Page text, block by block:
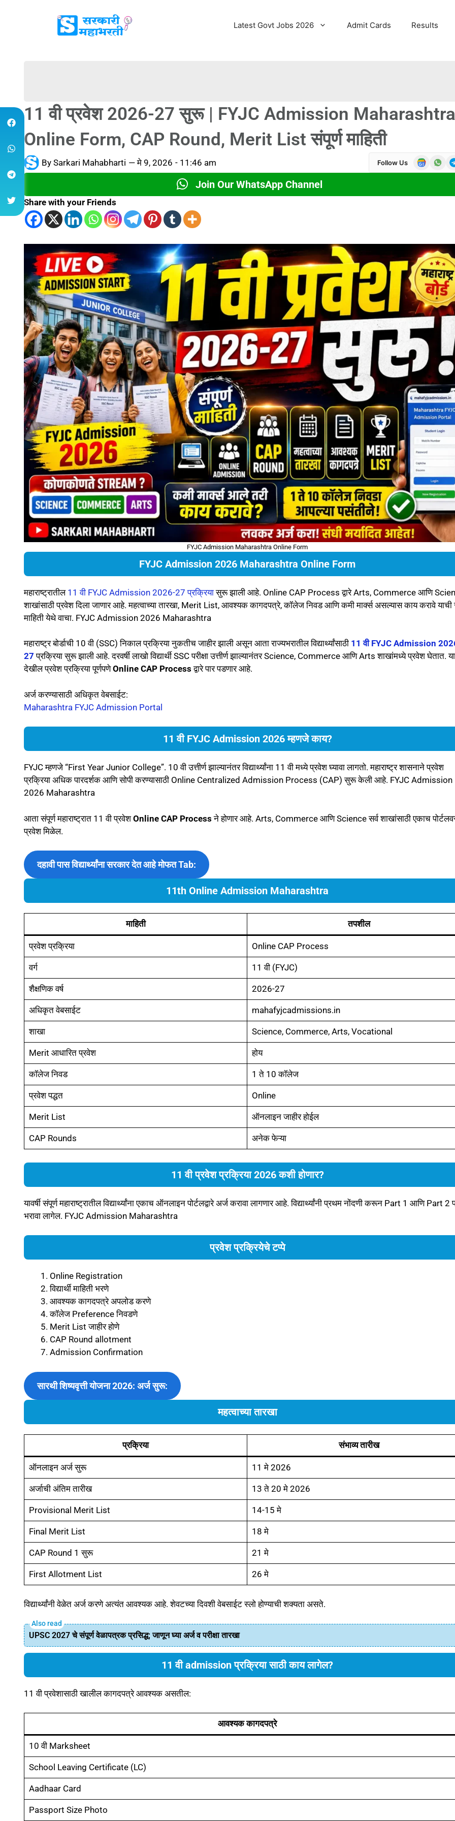
Latest Govt Jobs 2026 Admit Cards Results
11 वी प्रवेश 2026-27 सुरू | FYJC Admission Maharashtra
Online Form, CAP Round, Merit List संपूर्ण माहिती
By Sarkari Mahabharti — मे 9, 2026 - 11:46 am Follow Us
Join Our WhatsApp Channel
Share with your Friends
FYJC Admission Maharashtra Online Form
FYJC Admission 2026 Maharashtra Online Form
महाराष्ट्रातील 11 वी FYJC Admission 2026-27 प्रक्रियासुरू झाली आहे. Online CAP Process द्वारे Arts, Commerce आणि
शाखांसाठी प्रवेश दिला जाणार आहे. महत्वाच्या तारखा, Merit List, आवश्यक कागदपत्रे, कॉलेज निवड आणि कमी मार्क्स असल्यास काय करावे याची
माहिती येथे वाचा. FYJC Admission 2026 Maharashtra
महाराष्ट्र बोर्डाची 10 वी (SSC) निकाल प्रक्रिया नुकतीच जाहीर झाली असून आता राज्यभरातील विद्यार्थ्यांसाठी 11 वी FYJC Admission
27 प्रक्रिया सुरू झाली आहे. दरवर्षी लाखो विद्यार्थी SSC परीक्षा उत्तीर्ण झाल्यानंतर Science, Commerce आणि Arts शाखांमध्ये प्रवेश घेतात.
देखील प्रवेश प्रक्रिया पूर्णपणेOnline CAP Process द्वारे पार पडणार आहे.
अर्ज करण्यासाठी अधिकृत वेबसाईट:
Maharashtra FYJC Admission Portal
11 वी FYJC Admission 2026 म्हणजे काय?
FYJC म्हणजे “First Year Junior College”. 10 वी उत्तीर्ण झाल्यानंतर विद्यार्थ्यांना 11 वी मध्ये प्रवेश घ्यावा लागतो. महाराष्ट्र शासनाने प्रवेश
प्रक्रिया अधिक पारदर्शक आणि सोपी करण्यासाठी Online Centralized Admission Process (CAP) सुरू केली आहे. FYJC Admission
2026 Maharashtra
आता संपूर्ण महाराष्ट्रात 11 वी प्रवेशOnline CAP Process ने होणार आहे. Arts, Commerce आणि Science सर्व शाखांसाठी एकाच
प्रवेश मिळेल.
दहावी पास विद्यार्थ्यांना सरकार देत आहे मोफत Tab:
11th Online Admission Maharashtra
माहिती तपशील
प्रवेश प्रक्रिया Online CAP Process
वर्ग 11 वी (FYJC)
शैक्षणिक वर्ष 2026-27
अधिकृत वेबसाईट mahafyjcadmissions.in
शाखा Science, Commerce, Arts, Vocational
Merit आधारित प्रवेश होय
कॉलेज निवड 1 ते 10 कॉलेज
प्रवेश पद्धत Online
Merit List ऑनलाइन जाहीर होईल
CAP Rounds अनेक फेऱ्या
11 वी प्रवेश प्रक्रिया 2026 कशी होणार?
यावर्षी संपूर्ण महाराष्ट्रातील विद्यार्थ्यांना एकाच ऑनलाइन पोर्टलद्वारे अर्ज करावा लागणार आहे. विद्यार्थ्यांनी प्रथम नोंदणी करून Part 1 आणि Part 2
भरावा लागेल. FYJC Admission Maharashtra
प्रवेश प्रक्रियेचे टप्पे
Online Registration
विद्यार्थी माहिती भरणे
आवश्यक कागदपत्रे अपलोड करणे
कॉलेज Preference निवडणे
Merit List जाहीर होणे
CAP Round allotment
Admission Confirmation
सारथी शिष्यवृत्ती योजना 2026: अर्ज सुरू:
महत्वाच्या तारखा
प्रक्रिया संभाव्य तारीख
ऑनलाइन अर्ज सुरू 11 मे 2026
अर्जाची अंतिम तारीख 13 ते 20 मे 2026
Provisional Merit List 14-15 मे
Final Merit List 18 मे
CAP Round 1 सुरू 21 मे
First Allotment List 26 मे
विद्यार्थ्यांनी वेळेत अर्ज करणे अत्यंत आवश्यक आहे. शेवटच्या दिवशी वेबसाईट स्लो होण्याची शक्यता असते.
UPSC 2027 चे संपूर्ण वेळापत्रक प्रसिद्ध; जाणून घ्या अर्ज व परीक्षा तारखा
11 वी admission प्रक्रिया साठी काय लागेल?
11 वी प्रवेशासाठी खालील कागदपत्रे आवश्यक असतील:
आवश्यक कागदपत्रे
10 वी Marksheet
School Leaving Certificate (LC)
Aadhaar Card
Passport Size Photo